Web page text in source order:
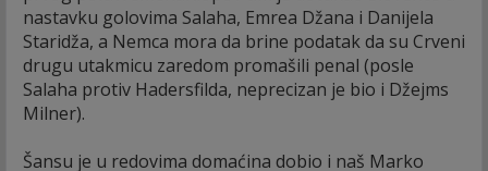
nastavku golovima Salaha, Emrea Džana i Danijela
Staridža, a Nemca mora da brine podatak da su Crveni
drugu utakmicu zaredom promašili penal (posle
Salaha protiv Hadersfilda, neprecizan je bio i Džejms
Milner).
Šansu je u redovima domaćina dobio i naš Marko